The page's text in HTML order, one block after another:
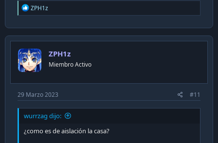
R
e
c
t
o
n
s
ZPH1z
ZPH1z
Miembro Activo
29 Marzo 2023 #11
wurrzag dijo:
¿como es de aislación la casa?